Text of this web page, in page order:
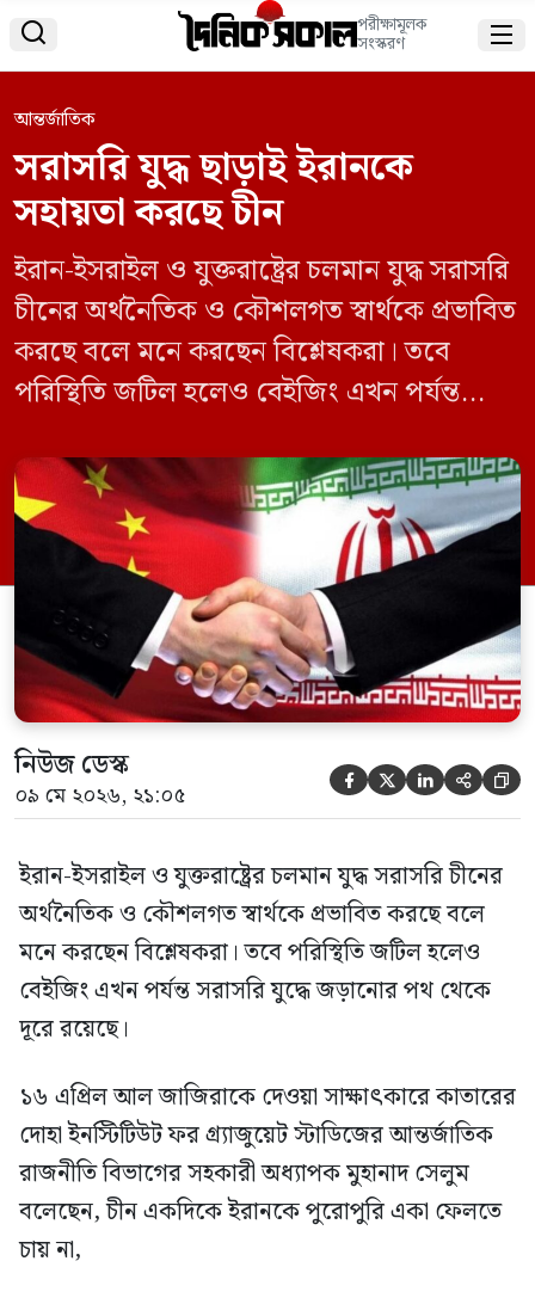
 পরীক্ষামূলক
সংস্করণ 
আন্তর্জাতিক
সরাসরি যুদ্ধ ছাড়াই ইরানকে
সহায়তা করছে চীন
ইরান-ইসরাইল ও যুক্তরাষ্ট্রের চলমান যুদ্ধ সরাসরি
চীনের অর্থনৈতিক ও কৌশলগত স্বার্থকে প্রভাবিত
করছে বলে মনে করছেন বিশ্লেষকরা। তবে
পরিস্থিতি জটিল হলেও বেইজিং এখন পর্যন্ত
১৬ এপ্রিল আল জাজিরাকে দেওয়া সাক্ষাৎকারে
কাতারের দোহা ইনস্টিটিউট ফর গ্র্যাজুয়েট
স্টাডিজের আন্তর্জাতিক রাজনীতি বিভাগের
সহকারী অধ্যাপক মুহানাদ সেলুম বলেছেন, চীন
একদিকে ইরানকে পুরোপুরি […]
নিউজ ডেস্ক
০৯ মে ২০২৬, ২১:০৫     
ইরান-ইসরাইল ও যুক্তরাষ্ট্রের চলমান যুদ্ধ সরাসরি চীনের
অর্থনৈতিক ও কৌশলগত স্বার্থকে প্রভাবিত করছে বলে
মনে করছেন বিশ্লেষকরা। তবে পরিস্থিতি জটিল হলেও
বেইজিং এখন পর্যন্ত সরাসরি যুদ্ধে জড়ানোর পথ থেকে
দূরে রয়েছে।
১৬ এপ্রিল আল জাজিরাকে দেওয়া সাক্ষাৎকারে কাতারের
দোহা ইনস্টিটিউট ফর গ্র্যাজুয়েট স্টাডিজের আন্তর্জাতিক
রাজনীতি বিভাগের সহকারী অধ্যাপক মুহানাদ সেলুম
বলেছেন, চীন একদিকে ইরানকে পুরোপুরি একা ফেলতে
চায় না,